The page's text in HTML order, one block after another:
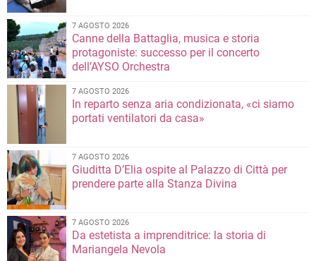
7 AGOSTO 2026
Canne della Battaglia, musica e storia
protagoniste: successo per il concerto
dell’AYSO Orchestra
7 AGOSTO 2026
In reparto senza aria condizionata, «ci siamo
portati ventilatori da casa»
7 AGOSTO 2026
Giuditta D’Elia ospite al Palazzo di Città per
prendere parte alla Stanza Divina
7 AGOSTO 2026
Da estetista a imprenditrice: la storia di
Mariangela Nevola